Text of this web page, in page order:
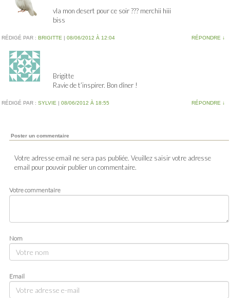
vla mon desert pour ce soir ??? merchii hiii
biss
RÉDIGÉ PAR : BRIGITTE 08/06/2012 À 12:04 RÉPONDRE ↓
Brigitte
Ravie de t’inspirer. Bon dîner !
RÉDIGÉ PAR : SYLVIE 08/06/2012 À 18:55 RÉPONDRE ↓
Poster un commentaire
Votre adresse email ne sera pas publiée. Veuillez saisir votre adresse
email pour pouvoir publier un commentaire.
Votre commentaire
Nom
Email